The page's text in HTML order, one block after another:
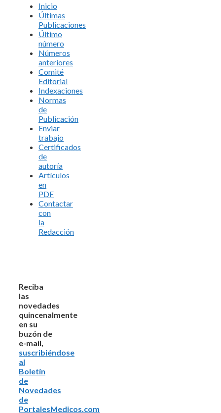
Inicio
Últimas
Publicaciones
Último
número
Números
anteriores
Comité
Editorial
Indexaciones
Normas
de
Publicación
Enviar
trabajo
Certificados
de
autoría
Artículos
en
PDF
Contactar
con
la
Redacción
Reciba
las
novedades
quincenalmente
en su
buzón de
e-mail,
suscribiéndose
al
Boletín
de
Novedades
de
PortalesMedicos.com